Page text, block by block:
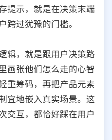
提示，就是在决策末端
跨过犹豫的门槛。
辑，就是跟用户决策路
画张他们怎么走的心智
重筹码，再把产品元素
宜地嵌入真实场景。这
交互，都恰好踩在用户